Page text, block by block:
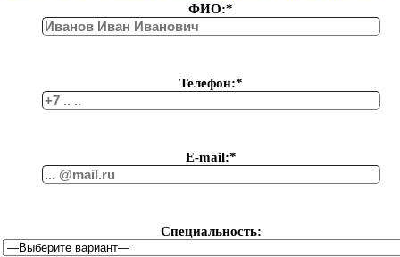
ФИО:*
Телефон:*
Е-mail:*
Специальность: